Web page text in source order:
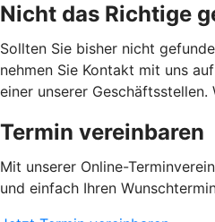
Nicht das Richtige
Sollten Sie bisher nicht
nehmen Sie Kontakt mit uns
einer unserer Geschäftsstellen.
Termin vereinbaren
Mit unserer Online-
und einfach Ihren